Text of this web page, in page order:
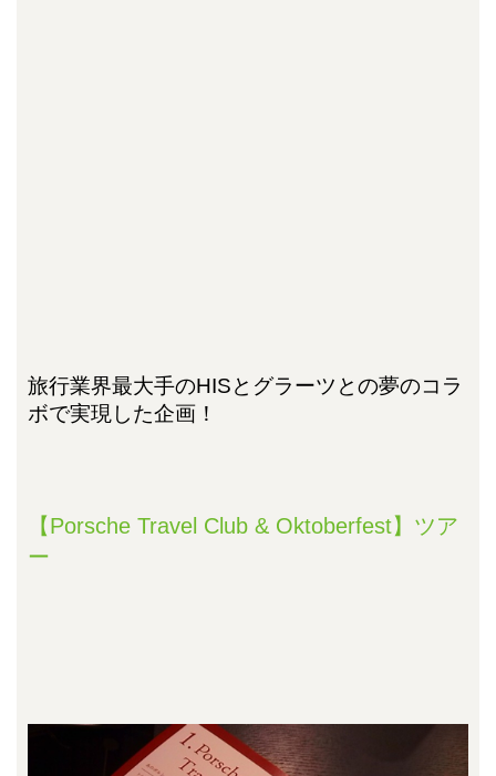
旅行業界最大手のHISとグラーツとの夢のコラ
ボで実現した企画！
【Porsche Travel Club & Oktoberfest】ツア
ー